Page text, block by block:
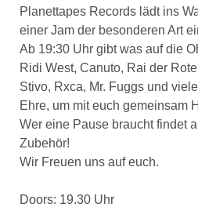
Planettapes Records lädt ins
einer Jam der besonderen Art
Ab 19:30 Uhr gibt was auf die
Ridi West, Canuto, Rai der
Stivo, Rxca, Mr. Fuggs und
Ehre, um mit euch gemeinsam
Wer eine Pause braucht findet
Zubehör!
Wir Freuen uns auf euch.
Doors: 19.30 Uhr